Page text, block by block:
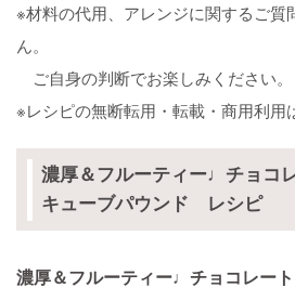
※材料の代用、アレンジに関するご質
ん。
ご自身の判断でお楽しみください。
※レシピの無断転用・転載・商用利用
濃厚＆フルーティー♩チョコ
キューブパウンド レシピ
濃厚＆フルーティー♩チョコレー